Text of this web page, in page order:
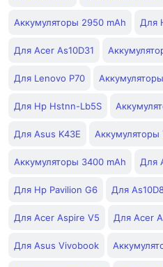
Аккумуляторы 2950 mAh Для
Для Acer As10D31
Для Lenovo P70
Для Hp Hstnn-Lb5S
Для Asus K43E Аккумуляторы
Аккумуляторы 3400 mAh Для
Для Hp Pavilion G6 Для
Для Acer Aspire V5 Для Acer
Для Asus Vivobook